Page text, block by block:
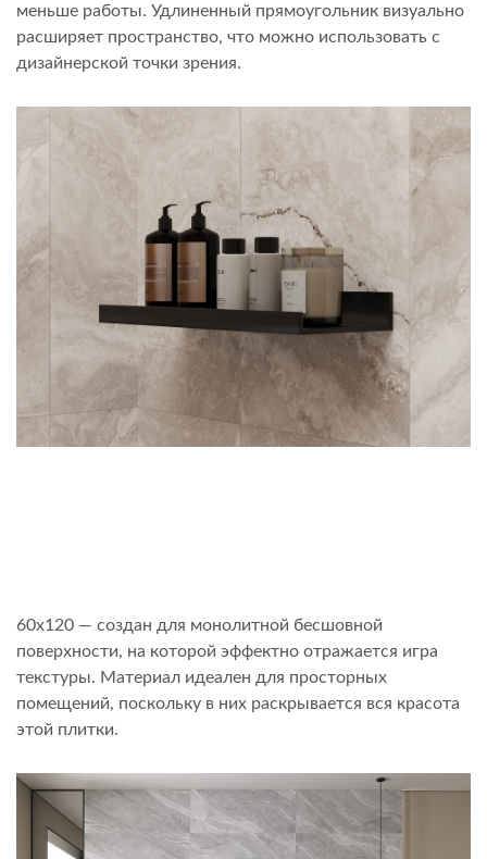
меньше работы. Удлиненный прямоугольник визуально
расширяет пространство, что можно использовать с
дизайнерской точки зрения.
60х120 — создан для монолитной бесшовной
поверхности, на которой эффектно отражается игра
текстуры. Материал идеален для просторных
помещений, поскольку в них раскрывается вся красота
этой плитки.